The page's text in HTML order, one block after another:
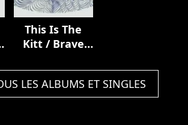
This Is The
Kitt / Brave
LES ALBUMS ET SINGLES